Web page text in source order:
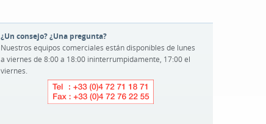
¿Un consejo? ¿Una pregunta?
Nuestros equipos comerciales están disponibles de lunes
a viernes de 8:00 a 18:00 ininterrumpidamente, 17:00 el
viernes.